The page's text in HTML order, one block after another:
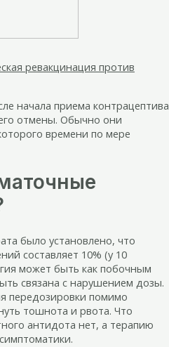
ревакцинация против
начала приема контрацептива
отмены. Обычно они
времени по мере
было установлено, что
составляет 10% (у 10
может быть как побочным
связана с нарушением дозы.
передозировки помимо
тошнота и рвота. Что
антидота нет, а терапию